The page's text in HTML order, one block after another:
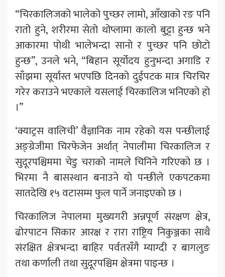
“चिरकालिजको भालेको पुच्छर लामो, आँखाको रङ पनि
रातो हुने, शरीरमा सेतो थोप्लामा कालो बुट्टा हुन्छ भने
आकारमा पोथी भालेभन्दा सानो र पुच्छर पनि छोटो
हुन्छ”, उनले भने, “बिहान सूर्योदय हुनुभन्दा अगाडि र
साँझमा सूर्यास्त भएपछि दिनको दुईपटक मात्र चिरचिर
गरेर कराउने भएकाले यसलाई चिरकालिज भनिएको हो
।”
‘क्याट्रस वालिची’ वैज्ञानिक नाम रहेको यस पन्छीलाई
अङ्ग्रेजीमा चिरफेजेन अर्थात् नेपालीमा चिरकालिज र
सुदूरपश्चिममा चेडु चराको नामले चिनिने गरिएको छ ।
भिरमा नै बासस्थान बनाउने यो पन्छीले एकपटकमा
सातदेखि १५ वटासम्म फुल पार्ने जनाइएको छ ।
चिरकालिज नेपालमा मुख्यगरी अन्नपूर्ण संरक्षण क्षेत्र,
ढोरपाटन सिकार आरक्ष र रारा राष्ट्रिय निकुञ्जका साथै
संरक्षित क्षेत्रभन्दा बाहिर पर्वतसँगै म्याग्दी र बागलुङ
तथा कर्णाली तथा सुदूरपश्चिम क्षेत्रमा पाइन्छ ।